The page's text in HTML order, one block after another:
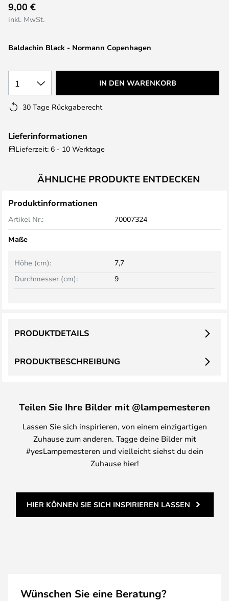
Anfang
der
springen
Baldachin Black - Normann Copenhagen
9,00 €
inkl. MwSt.
1 IN DEN WARENKORB
30 Tage Rückgaberecht
Lieferinformationen
Lieferzeit: 6 - 10 Werktage
ÄHNLICHE PRODUKTE ENTDECKEN
Produktinformationen
Artikel Nr.: 70007324
Maße
Höhe (cm):
7,7
Durchmesser (cm):
9
PRODUKTBESCHREIBUNG
PRODUKTDETAILS
Teilen Sie Ihre Bilder mit @lampemesteren
Lassen Sie sich inspirieren, von einem einzigartigen
Zuhause zum anderen. Tagge deine Bilder mit
#yesLampemesteren und vielleicht siehst du dein
Zuhause hier!
HIER KÖNNEN SIE SICH INSPIRIEREN LASSEN
Wünschen Sie eine Beratung?